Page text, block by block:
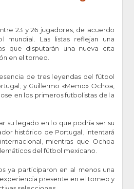
23 y 26 jugadores, de acuerdo
Las listas reflejan una
que disputarán una nueva cita
en el torneo.
de tres leyendas del fútbol
y Guillermo «Memo» Ochoa,
en los primeros futbolistas de la
su legado en lo que podría ser su
histórico de Portugal, intentará
mientras que Ochoa
del fútbol mexicano.
ya participaron en al menos una
presente en el torneo y